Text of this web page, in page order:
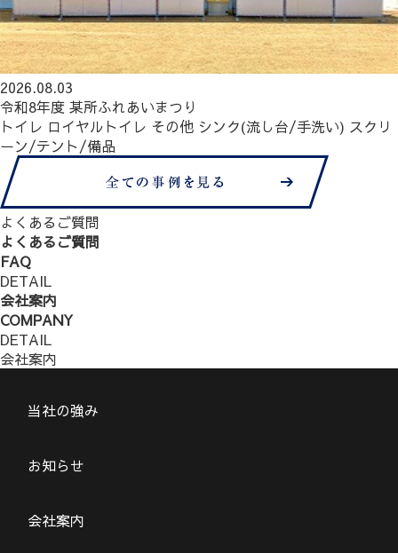
2026.08.03
令和8年度 某所ふれあいまつり
トイレ ロイヤルトイレ その他 シンク(流し台/手洗い) スクリ
ーン/テント/備品
よくあるご質問
よくあるご質問
FAQ
DETAIL
会社案内
COMPANY
DETAIL
会社案内
当社の強み
お知らせ
会社案内